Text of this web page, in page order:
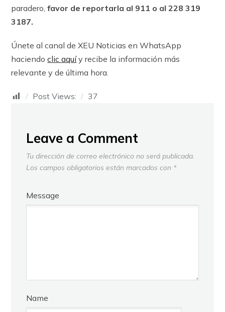
paradero, favor de reportarla al 911 o al 228 319
3187.
Únete al canal de XEU Noticias en WhatsApp
haciendoclic aquíy recibe la información más
relevante y de última hora.
Post Views: 37
Leave a Comment
Tu dirección de correo electrónico no será publicada.
Los campos obligatorios están marcados con *
Message
Name